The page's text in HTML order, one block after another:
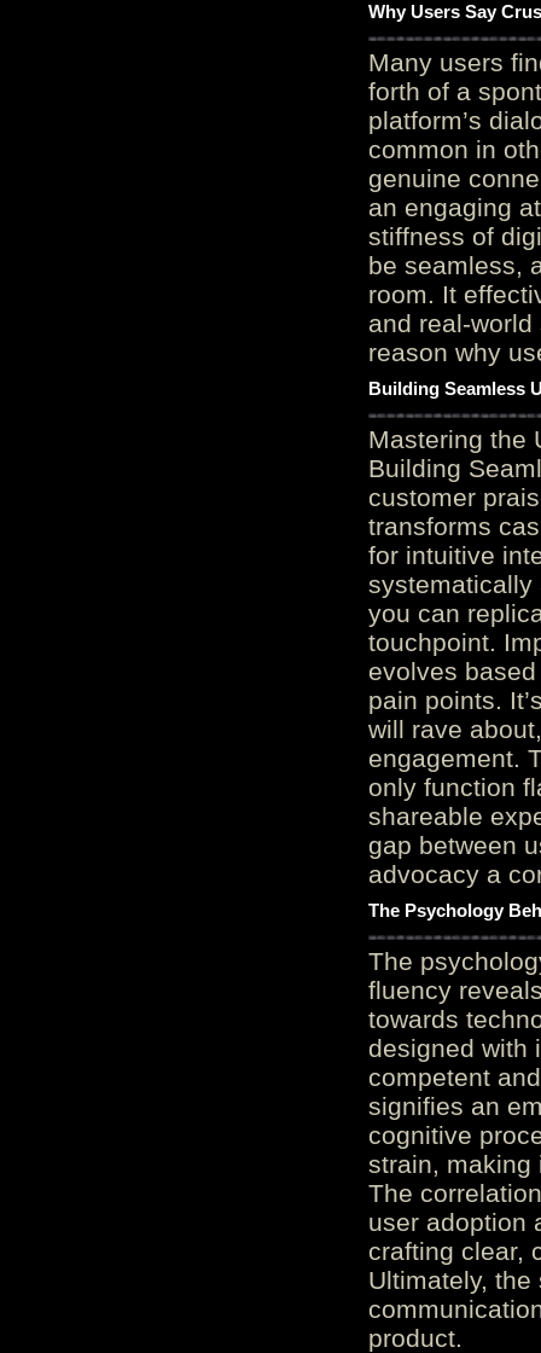
Why Users Say
Many users
forth of a
platform’s
common in
genuine
an engaging
stiffness of
be seamless,
room. It
and real-
reason why
Building Seamless
Mastering the
Building
customer
transforms
for intuitive
systematically
you can
touchpoint.
evolves
pain points.
will rave
engagement.
only function
shareable
gap between
advocacy a
The Psychology
The
fluency
towards
designed with
competent
signifies an
cognitive
strain, making
The
user adoption
crafting clear,
Ultimately,
product.